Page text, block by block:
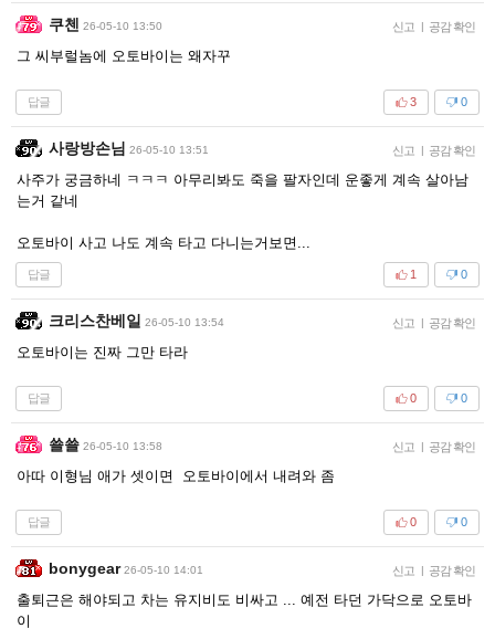
쿠첸 26-05-10 13:50 신고 | 공감 확인
그 씨부럴놈에 오토바이는 왜자꾸
답글 0
3
사랑방손님 26-05-10 13:51 신고 | 공감 확인
사주가 궁금하네 ㅋㅋㅋ 아무리봐도 죽을 팔자인데 운좋게 계속 살아남
는거 같네
오토바이 사고 나도 계속 타고 다니는거보면...
답글 0
1
크리스찬베일 26-05-10 13:54 신고 | 공감 확인
오토바이는 진짜 그만 타라
답글 0
0
쑐쑐 26-05-10 13:58 신고 | 공감 확인
아따 이형님 애가 셋이면 오토바이에서 내려와 좀
답글 0
0
bonygear 26-05-10 14:01 신고 | 공감 확인
출퇴근은 해야되고 차는 유지비도 비싸고 ... 예전 타던 가닥으로 오토바
이